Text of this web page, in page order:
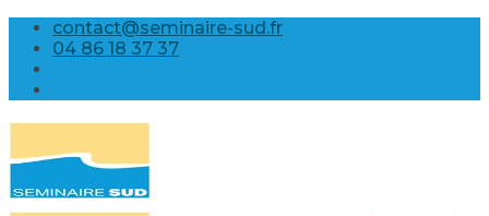
Skip
content
contact@seminaire-sud.fr
04 86 18 37 37